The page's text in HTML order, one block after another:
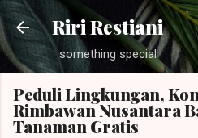
Langsung ke
Riri Restiani
something special
Peduli Lingkungan,
Rimbawan Nusantara
Tanaman Gratis